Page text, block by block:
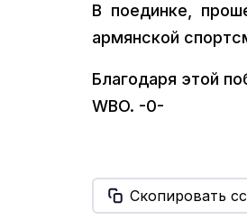
В поединке,
армянской
Благодаря этой
WBO. -0-
Скопировать